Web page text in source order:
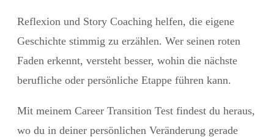
Reflexion und Story Coaching helfen, die eigene
Geschichte stimmig zu erzählen. Wer seinen roten
Faden erkennt, versteht besser, wohin die nächste
berufliche oder persönliche Etappe führen kann.
Mit meinem Career Transition Test findest du heraus,
wo du in deiner persönlichen Veränderung gerade